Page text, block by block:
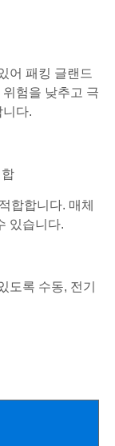
어 패킹 글랜드
험을 낮추고 극
다.
합합니다. 매체
있습니다.
도록 수동, 전기